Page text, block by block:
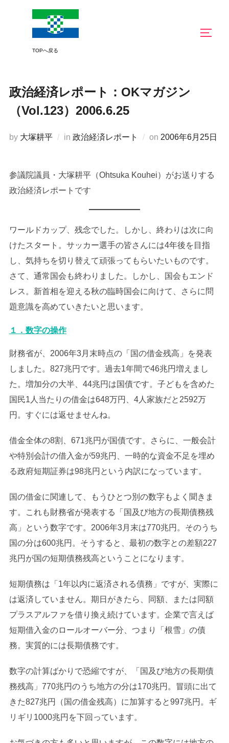
政治経済レポート：OKマガジン
（Vol.123）2006.6.25
by 大塚耕平 in 政治経済レポート on 投
2006年6月25日
参議院議員・大塚耕平（Ohtsuka Kouhei）がお送りする
政治経済レポートです
ワールドカップ、残念でした。しかし、終わりは次に向
けたスタート。サッカー選手の皆さんには4年後を目指
し、気持ちを切り替えて頑張ってもらいたいものです。
さて、通常国会も終わりました。しかし、国会もエンド
レス。新首相を迎える秋の臨時国会に向けて、さらに問
題意識を高めていきたいと思います。
１．数字の操作
財務省が、2006年3月末時点の「国の借金残高」を発表
しました。827兆円です。過去1年間で46兆円増えまし
た。増加分の大半、44兆円は国債です。子どもを含めた
国民1人当たりの借金は648万円、4人家族だと2592万
円。すぐには返せませんね。
借金全体の8割、671兆円が国債です。さらに、一般会計
や特別会計の借入金が59兆円、一時的な資金不足を埋め
る政府短期証券は98兆円という内訳になっています。
国の借金に関連して、もうひとつ別の数字もよく聞きま
す。これも財務省が発表する「国及び地方の長期債務残
高」という数字です。2006年3月末は770兆円。そのうち
国の分は600兆円。そうすると、最初の数字との差額227
兆円が国の短期債務残高ということになります。
短期債務は「1年以内に返済される債務」ですが、実際に
は返済していません。期日がきたら、同額、または同額
プラスアルファを借り換え続けています。企業で言えば
短期借入金のロールオーバー分、つまり「根雪」の債
務。実質的には長期債務です。
数字の計算ばかりで恐縮ですが、「国及び地方の長期債
務残高」770兆円のうち地方の分は170兆円。冒頭に出て
きた827兆円（国の借金残高）に加算すると997兆円。ギ
リギリ1000兆円を下回っています。